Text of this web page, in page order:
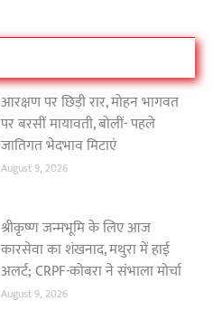
आरक्षण पर छिड़ी रार, मोहन भागवत
पर बरसीं मायावती, बोलीं- पहले
जातिगत भेदभाव मिटाएं
August 9, 2026
श्रीकृष्ण जन्मभूमि के लिए आज
कारसेवा का शंखनाद, मथुरा में हाई
अलर्ट; CRPF-कोबरा ने संभाला मोर्चा
August 9, 2026